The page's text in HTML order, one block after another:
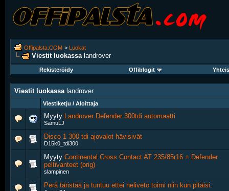
Offipalsta.COM > Luokat
Viestit luokassa landrover
Rekisteröidy Offiblogit
Viestit luokassa landrover
Viestiketju / Aloittaja
Myyty Landrover Defender 300tdi automaatti
SamuLJ
Disco 1 300 tdi ajovalot hävisivät
D15k0_tdi300
Myyty Continental Cross Contact AT 235/85r16 + Defender
peltivanteet (orig)
slampinen
Perä täristää ja tuntuu ettei neliveto toimi niin kun pitäisi.